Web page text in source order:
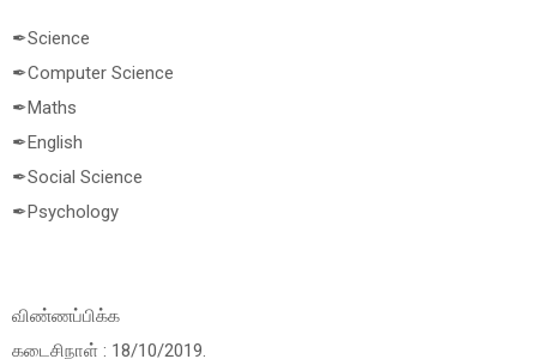
✒Science
✒Computer Science
✒Maths
✒English
✒Social Science
✒Psychology
விண்ணப்பிக்க
கடைசிநாள் : 18/10/2019.